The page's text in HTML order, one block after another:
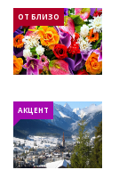
ОТ БЛИЗО
АКЦЕНТ